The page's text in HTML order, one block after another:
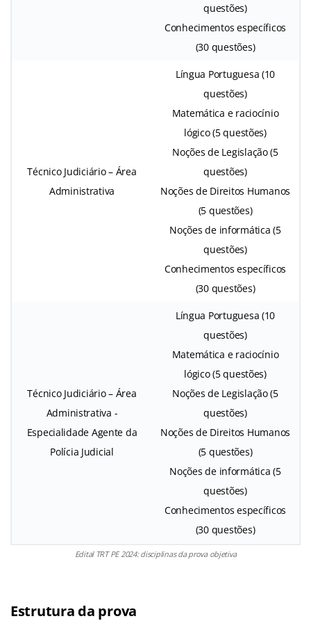
questões)
Conhecimentos específicos
(30 questões)
Técnico Judiciário – Área
Administrativa
Língua Portuguesa (10
questões)
Matemática e raciocínio
lógico (5 questões)
Noções de Legislação (5
questões)
Noções de Direitos Humanos
(5 questões)
Noções de informática (5
questões)
Conhecimentos específicos
(30 questões)
Técnico Judiciário – Área
Administrativa -
Especialidade Agente da
Polícia Judicial
Língua Portuguesa (10
questões)
Matemática e raciocínio
lógico (5 questões)
Noções de Legislação (5
questões)
Noções de Direitos Humanos
(5 questões)
Noções de informática (5
questões)
Conhecimentos específicos
(30 questões)
Edital TRT PE 2024: disciplinas da prova objetiva
Estrutura da prova